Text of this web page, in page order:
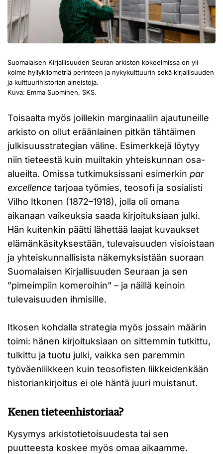
Suomalaisen Kirjallisuuden Seuran arkiston kokoelmissa on yli
kolme hyllykilometriä perinteen ja nykykulttuurin sekä kirjallisuuden
ja kulttuurihistorian aineistoja.
Kuva: Emma Suominen, SKS.
Toisaalta myös joillekin marginaaliin ajautuneille
arkisto on ollut eräänlainen pitkän tähtäimen
julkisuusstrategian väline. Esimerkkejä löytyy
niin tieteestä kuin muiltakin yhteiskunnan osa-
alueilta. Omissa tutkimuksissani esimerkin par
excellence tarjoaa työmies, teosofi ja sosialisti
Vilho Itkonen (1872–1918), jolla oli omana
aikanaan vaikeuksia saada kirjoituksiaan julki.
Hän kuitenkin päätti lähettää laajat kuvaukset
elämänkäsityksestään, tulevaisuuden visioistaan
ja yhteiskunnallisista näkemyksistään suoraan
Suomalaisen Kirjallisuuden Seuraan ja sen
”pimeimpiin komeroihin” – ja näillä keinoin
tulevaisuuden ihmisille.
Itkosen kohdalla strategia myös jossain määrin
toimi: hänen kirjoituksiaan on sittemmin tutkittu,
tulkittu ja tuotu julki, vaikka sen paremmin
työväenliikkeen kuin teosofisten liikkeidenkään
historiankirjoitus ei ole häntä juuri muistanut.
Kenen tieteenhistoriaa?
Kysymys arkistotietoisuudesta tai sen
puutteesta koskee myös omaa aikaamme.